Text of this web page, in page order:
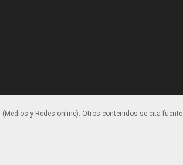
(Medios y Redes online). Otros contenidos se cita